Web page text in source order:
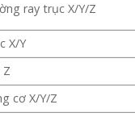
ray trục X/Y/Z
X/Y
cơ X/Y/Z